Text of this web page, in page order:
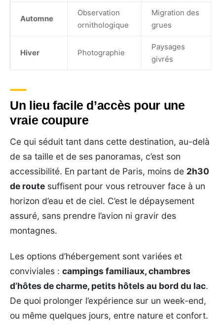
Automne
Observation
ornithologique
Migration des
grues
Hiver Photographie
Paysages
givrés
Un lieu facile d’accès pour une
vraie coupure
Ce qui séduit tant dans cette destination, au-delà
de sa taille et de ses panoramas, c’est son
accessibilité. En partant de Paris, moins de 2h30
de route suffisent pour vous retrouver face à un
horizon d’eau et de ciel. C’est le dépaysement
assuré, sans prendre l’avion ni gravir des
montagnes.
Les options d’hébergement sont variées et
conviviales : campings familiaux, chambres
d’hôtes de charme, petits hôtels au bord du lac.
De quoi prolonger l’expérience sur un week-end,
ou même quelques jours, entre nature et confort.